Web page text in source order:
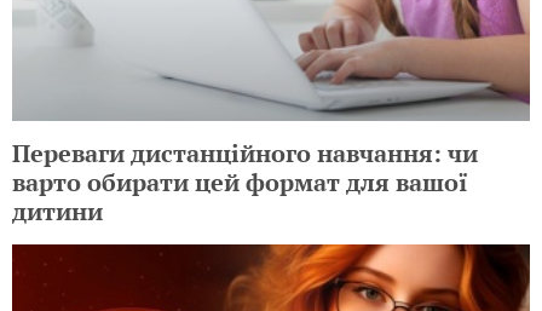
Переваги дистанційного навчання: чи
варто обирати цей формат для вашої
дитини